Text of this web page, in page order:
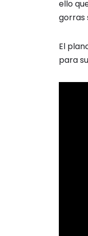
ello
gorras
El
para